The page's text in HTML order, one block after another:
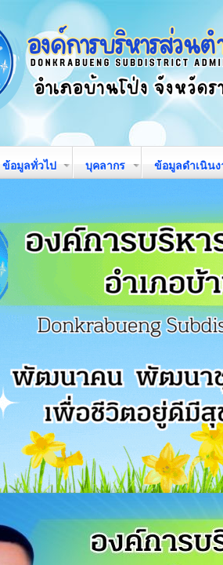
ข้อมูลทั่วไป บุคลากร ข้อมูลดำเนิน